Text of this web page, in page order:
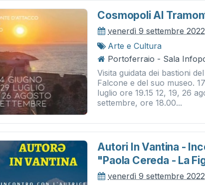
Cosmopoli Al
venerdì 9 settembre 2022
Arte e Cultura
Portoferraio - Sala
Visita guidata dei bastioni
Falcone e del suo museo.
luglio ore 19.15 12, 19, 26
settembre, ore 18.00...
Autori In Vantina -
"paola Cereda - La
venerdì 9 settembre 2022